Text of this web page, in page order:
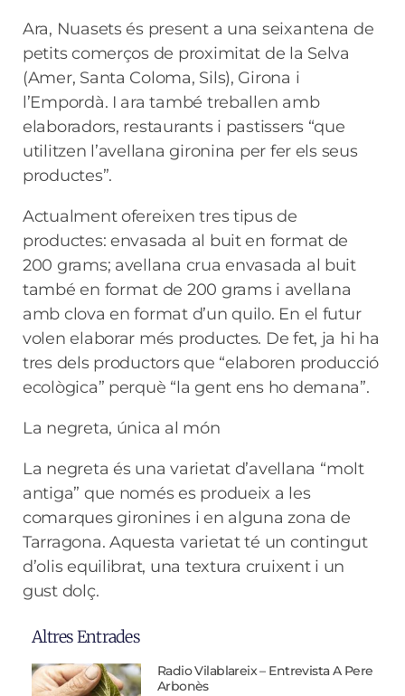
Ara, Nuasets és present a una seixantena de
petits comerços de proximitat de la Selva
(Amer, Santa Coloma, Sils), Girona i
l’Empordà. I ara també treballen amb
elaboradors, restaurants i pastissers “que
utilitzen l’avellana gironina per fer els seus
productes”.
Actualment ofereixen tres tipus de
productes: envasada al buit en format de
200 grams; avellana crua envasada al buit
també en format de 200 grams i avellana
amb clova en format d’un quilo. En el futur
volen elaborar més productes. De fet, ja hi ha
tres dels productors que “elaboren producció
ecològica” perquè “la gent ens ho demana”.
La negreta, única al món
La negreta és una varietat d’avellana “molt
antiga” que només es produeix a les
comarques gironines i en alguna zona de
Tarragona. Aquesta varietat té un contingut
d’olis equilibrat, una textura cruixent i un
gust dolç.
Altres Entrades
Radio Vilablareix – Entrevista A Pere
Arbonès